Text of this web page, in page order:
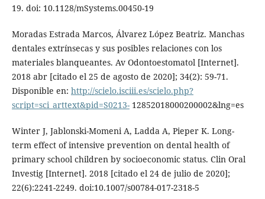
19. doi: 10.1128/mSystems.00450-19
Moradas Estrada Marcos, Álvarez López Beatriz. Manchas
dentales extrínsecas y sus posibles relaciones con los
materiales blanqueantes. Av Odontoestomatol [Internet].
2018 abr [citado el 25 de agosto de 2020]; 34(2): 59-71.
Disponible en: http://scielo.isciii.es/scielo.php?
script=sci_arttext&pid=S0213-12852018000200002&lng=es
Winter J, Jablonski-Momeni A, Ladda A, Pieper K. Long-
term effect of intensive prevention on dental health of
primary school children by socioeconomic status. Clin Oral
Investig [Internet]. 2018 [citado el 24 de julio de 2020];
22(6):2241-2249. doi:10.1007/s00784-017-2318-5